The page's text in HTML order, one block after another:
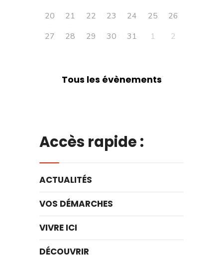
20
21 22 23 24 25
26
27
28 29 30 31 1 2
Tous les évènements
Accès rapide :
ACTUALITÉS
VOS DÉMARCHES
VIVRE ICI
DÉCOUVRIR